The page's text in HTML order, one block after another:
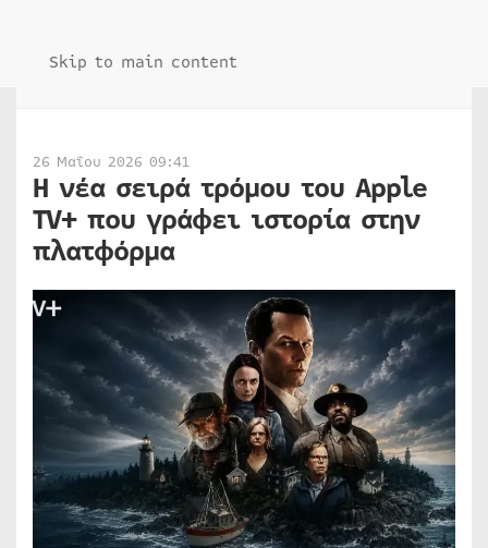
Skip to main content
26 Μαΐου 2026 09:41
Η νέα σειρά τρόμου του Apple
TV+ που γράφει ιστορία στην
πλατφόρμα